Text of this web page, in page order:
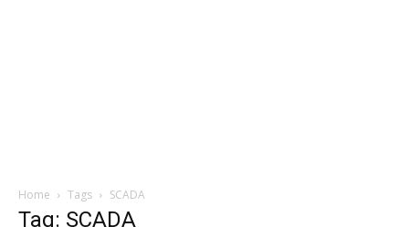
Home Tags SCADA
Tag: SCADA